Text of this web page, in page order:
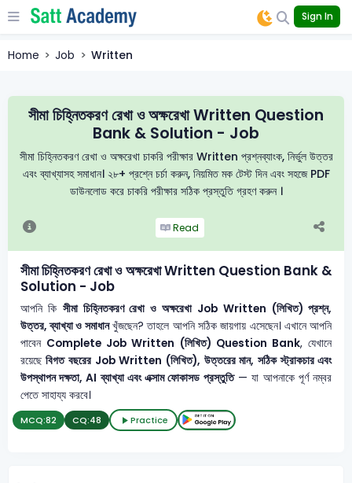
Sign In
Home Job Written
সীমা চিহ্নিতকরণ রেখা ও অক্ষরেখা Written Question
Bank & Solution - Job
সীমা চিহ্নিতকরণ রেখা ও অক্ষরেখা চাকরি পরীক্ষার Written প্রশ্নব্যাংক, নির্ভুল উত্তর
এবং ব্যাখ্যাসহ সমাধান। ২৮+ প্রশ্নে চর্চা করুন, নিয়মিত মক টেস্ট দিন এবং সহজে PDF
ডাউনলোড করে চাকরি পরীক্ষার সঠিক প্রস্তুতি গ্রহণ করুন ।
Read
সীমা চিহ্নিতকরণ রেখা ও অক্ষরেখা Written Question Bank &
Solution - Job
আপনি কি সীমা চিহ্নিতকরণ রেখা ও অক্ষরেখা Job Written (লিখিত) প্রশ্ন,
উত্তর, ব্যাখ্যা ও সমাধানখুঁজছেন? তাহলে আপনি সঠিক জায়গায় এসেছেন। এখানে আপনি
পাবেন Complete Job Written (লিখিত) Question Bank, যেখানে
রয়েছেবিগত বছরের Job Written (লিখিত), উত্তরের মান, সঠিক স্ট্রাকচার এবং
উপস্থাপন দক্ষতা, AI ব্যাখ্যা এবং এক্সাম ফোকাসড প্রস্তুতি— যা আপনাকে পূর্ণ নম্বর
পেতে সাহায্য করবে।
MCQ:82 CQ:48 Practice